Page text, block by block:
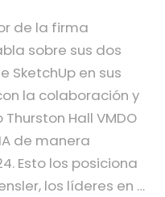
de la firma
sobre sus dos
SketchUp en sus
la colaboración y
Hall VMDO
de manera
Esto los posiciona
los líderes en …